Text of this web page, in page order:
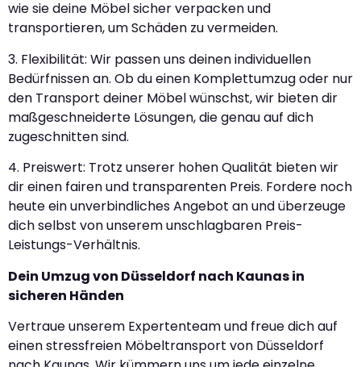
wie sie deine Möbel sicher verpacken und
transportieren, um Schäden zu vermeiden.
3. Flexibilität: Wir passen uns deinen individuellen
Bedürfnissen an. Ob du einen Komplettumzug oder nur
den Transport deiner Möbel wünschst, wir bieten dir
maßgeschneiderte Lösungen, die genau auf dich
zugeschnitten sind.
4. Preiswert: Trotz unserer hohen Qualität bieten wir
dir einen fairen und transparenten Preis. Fordere noch
heute ein unverbindliches Angebot an und überzeuge
dich selbst von unserem unschlagbaren Preis-
Leistungs-Verhältnis.
Dein Umzug von Düsseldorf nach Kaunas in
sicheren Händen
Vertraue unserem Expertenteam und freue dich auf
einen stressfreien Möbeltransport von Düsseldorf